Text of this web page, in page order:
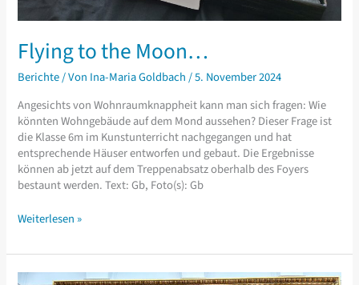
Flying to the Moon…
Berichte/ Von Ina-Maria Goldbach/5. November 2024
Angesichts von Wohnraumknappheit kann man sich fragen: Wie
könnten Wohngebäude auf dem Mond aussehen? Dieser Frage ist
die Klasse 6m im Kunstunterricht nachgegangen und hat
entsprechende Häuser entworfen und gebaut. Die Ergebnisse
können ab jetzt auf dem Treppenabsatz oberhalb des Foyers
bestaunt werden. Text: Gb, Foto(s): Gb
Flying
the
Weiterlesen »